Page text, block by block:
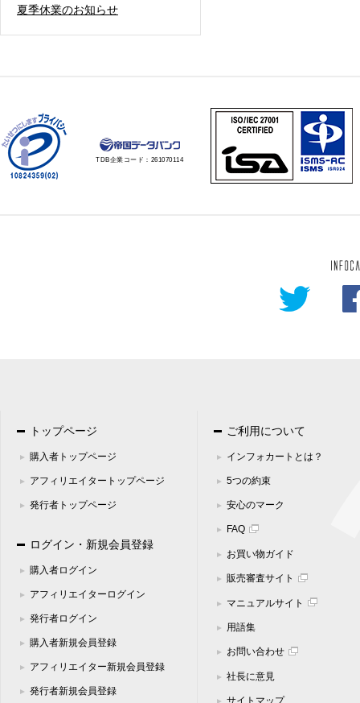
夏季休業のお知らせ
TDB企業コード： 261070114
トップページ
購入者トップページ
アフィリエイタートップページ
発行者トップページ
ログイン・新規会員登録
購入者ログイン
アフィリエイターログイン
発行者ログイン
購入者新規会員登録
アフィリエイター新規会員登録
発行者新規会員登録
ご利用について
インフォカートとは？
5つの約束
安心のマーク
FAQ
お買い物ガイド
販売審査サイト
マニュアルサイト
用語集
お問い合わせ
社長に意見